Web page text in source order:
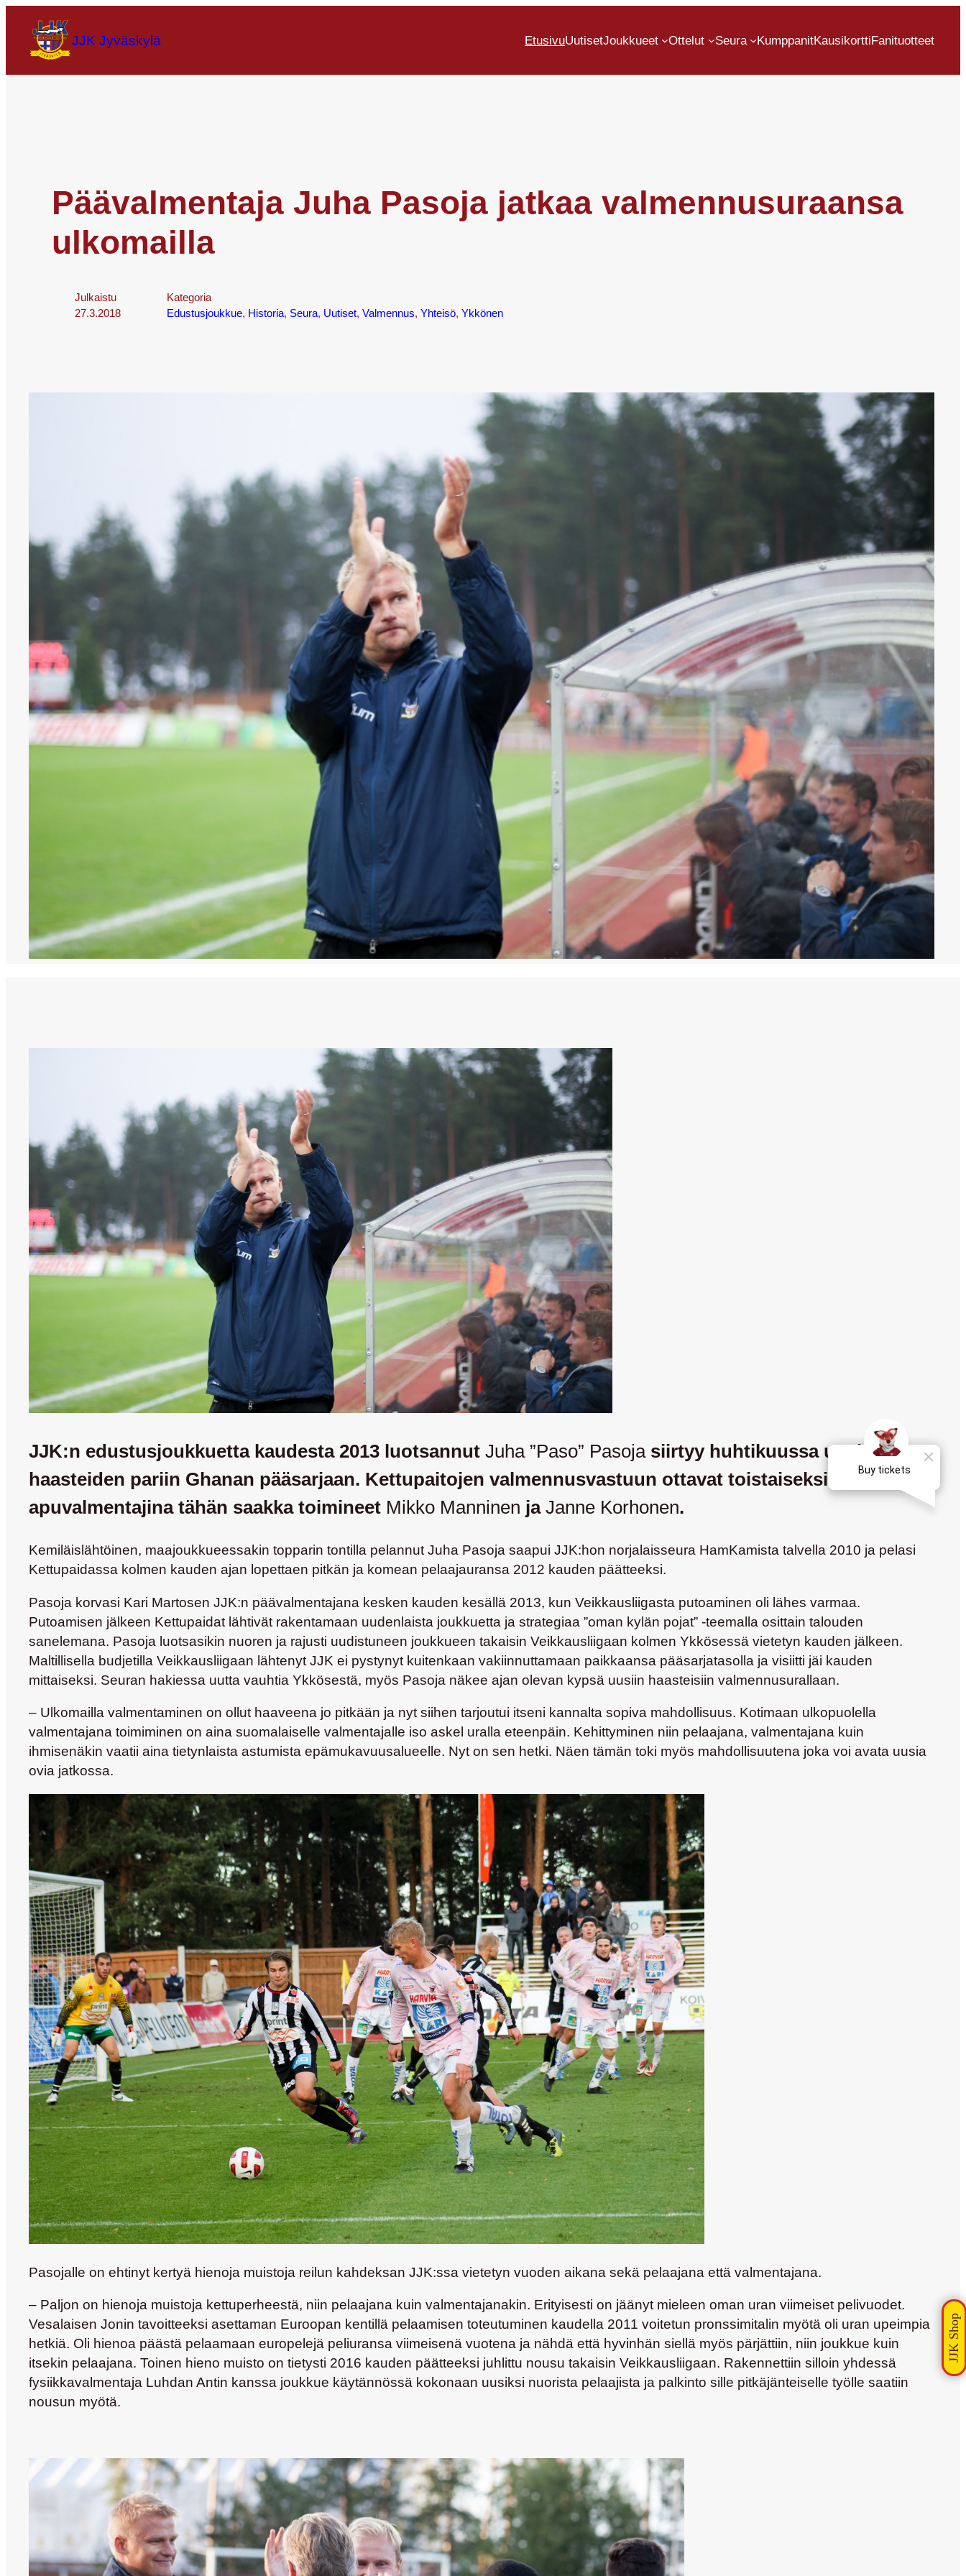
JJK Jyväskylä EtusivuUutisetJoukkueet Ottelut Seura KumppanitKausikorttiFanituotteet
Päävalmentaja Juha Pasoja jatkaa valmennusuraansa
ulkomailla
Julkaistu
27.3.2018
Kategoria
Edustusjoukkue, Historia, Seura, Uutiset, Valmennus, Yhteisö, Ykkönen
JJK:n edustusjoukkuetta kaudesta 2013 luotsannut Juha ”Paso” Pasojasiirtyy huhtikuussa uusien
haasteiden pariin Ghanan pääsarjaan. Kettupaitojen valmennusvastuun ottavat toistaiseksi Pasojan
apuvalmentajina tähän saakka toimineet Mikko Manninen jaJanne Korhonen.
Kemiläislähtöinen, maajoukkueessakin topparin tontilla pelannut Juha Pasoja saapui JJK:hon norjalaisseura HamKamista talvella 2010 ja pelasi
Kettupaidassa kolmen kauden ajan lopettaen pitkän ja komean pelaajauransa 2012 kauden päätteeksi.
Pasoja korvasi Kari Martosen JJK:n päävalmentajana kesken kauden kesällä 2013, kun Veikkausliigasta putoaminen oli lähes varmaa.
Putoamisen jälkeen Kettupaidat lähtivät rakentamaan uudenlaista joukkuetta ja strategiaa ”oman kylän pojat” -teemalla osittain talouden
sanelemana. Pasoja luotsasikin nuoren ja rajusti uudistuneen joukkueen takaisin Veikkausliigaan kolmen Ykkösessä vietetyn kauden jälkeen.
Maltillisella budjetilla Veikkausliigaan lähtenyt JJK ei pystynyt kuitenkaan vakiinnuttamaan paikkaansa pääsarjatasolla ja visiitti jäi kauden
mittaiseksi. Seuran hakiessa uutta vauhtia Ykkösestä, myös Pasoja näkee ajan olevan kypsä uusiin haasteisiin valmennusurallaan.
– Ulkomailla valmentaminen on ollut haaveena jo pitkään ja nyt siihen tarjoutui itseni kannalta sopiva mahdollisuus. Kotimaan ulkopuolella
valmentajana toimiminen on aina suomalaiselle valmentajalle iso askel uralla eteenpäin. Kehittyminen niin pelaajana, valmentajana kuin
ihmisenäkin vaatii aina tietynlaista astumista epämukavuusalueelle. Nyt on sen hetki. Näen tämän toki myös mahdollisuutena joka voi avata uusia
ovia jatkossa.
Pasojalle on ehtinyt kertyä hienoja muistoja reilun kahdeksan JJK:ssa vietetyn vuoden aikana sekä pelaajana että valmentajana.
– Paljon on hienoja muistoja kettuperheestä, niin pelaajana kuin valmentajanakin. Erityisesti on jäänyt mieleen oman uran viimeiset pelivuodet.
Vesalaisen Jonin tavoitteeksi asettaman Euroopan kentillä pelaamisen toteutuminen kaudella 2011 voitetun pronssimitalin myötä oli uran upeimpia
hetkiä. Oli hienoa päästä pelaamaan europelejä peliuransa viimeisenä vuotena ja nähdä että hyvinhän siellä myös pärjättiin, niin joukkue kuin
itsekin pelaajana. Toinen hieno muisto on tietysti 2016 kauden päätteeksi juhlittu nousu takaisin Veikkausliigaan. Rakennettiin silloin yhdessä
fysiikkavalmentaja Luhdan Antin kanssa joukkue käytännössä kokonaan uusiksi nuorista pelaajista ja palkinto sille pitkäjänteiselle työlle saatiin
nousun myötä.